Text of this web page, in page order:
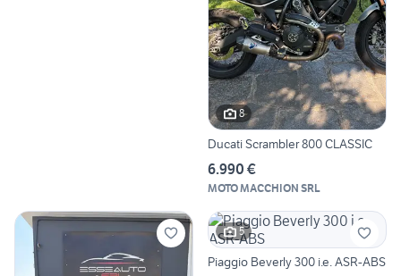
8
Ducati Scrambler 800 CLASSIC
6.990 €
MOTO MACCHION SRL
5
Piaggio Beverly 300 i.e. ASR-ABS